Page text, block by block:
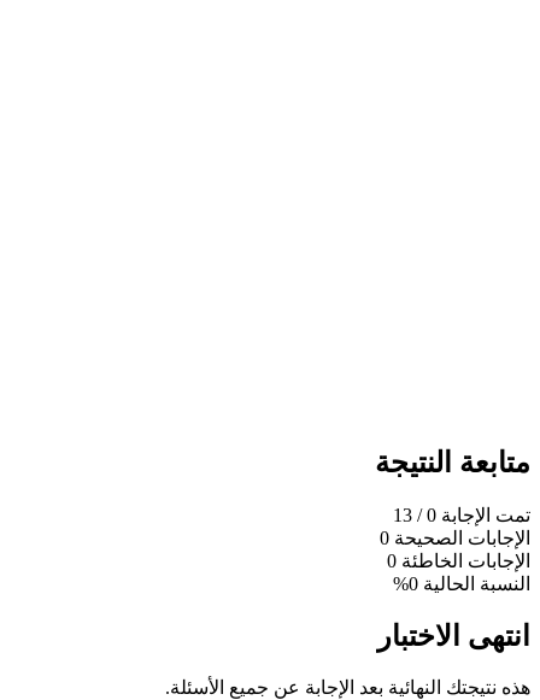
متابعة النتيجة
تمت الإجابة 0
/ 13
الإجابات الصحيحة 0
الإجابات الخاطئة 0
النسبة الحالية 0%
انتهى الاختبار
هذه نتيجتك النهائية بعد الإجابة عن جميع الأسئلة.